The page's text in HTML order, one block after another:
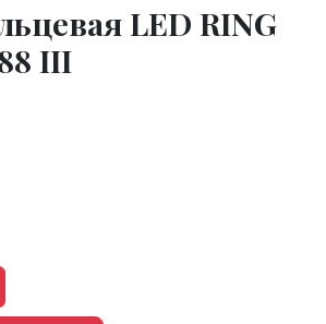
LED RING
III